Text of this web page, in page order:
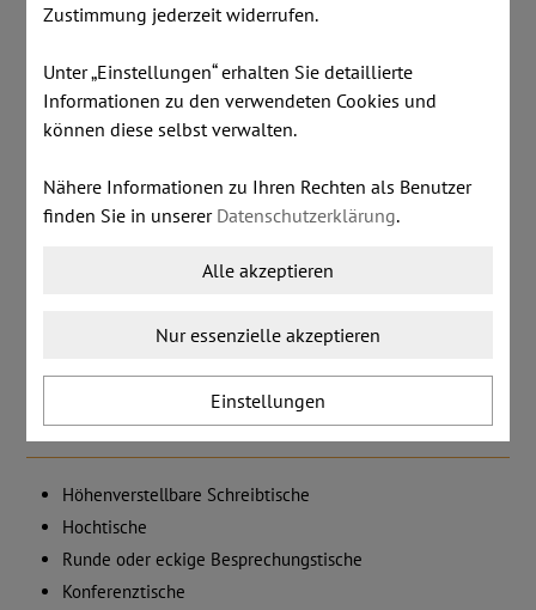
Unsere Auswahl an Schreibtischen
und anderen Bürotischen:
Höhenverstellbare Schreibtische
Hochtische
Runde oder eckige Besprechungstische
Konferenztische
Zustimmung jederzeit widerrufen.
Unter „Einstellungen“ erhalten Sie detaillierte
Informationen zu den verwendeten Cookies und
können diese selbst verwalten.
Nähere Informationen zu Ihren Rechten als Benutzer
finden Sie in unserer Datenschutzerklärung.
Alle akzeptieren
Nur essenzielle akzeptieren
Einstellungen